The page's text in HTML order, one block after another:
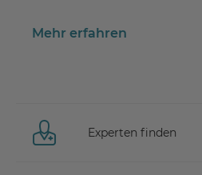
Mehr erfahren
Experten finden